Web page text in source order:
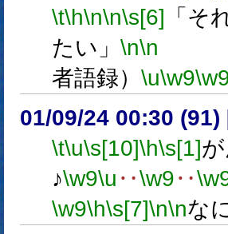
\t\h\n\n\s[6] 「そ
たい」 \n\n
者語録） \u\w9
01/09/24 00:30 (91)
\t\u\s[10]\h\s[1]
♪\w9\u ‥\w9‥
\w9\h\s[7]\n\nな